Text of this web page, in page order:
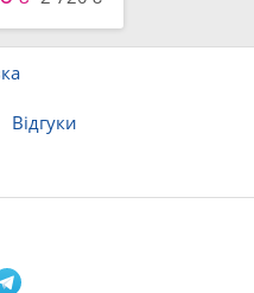
Відгуки